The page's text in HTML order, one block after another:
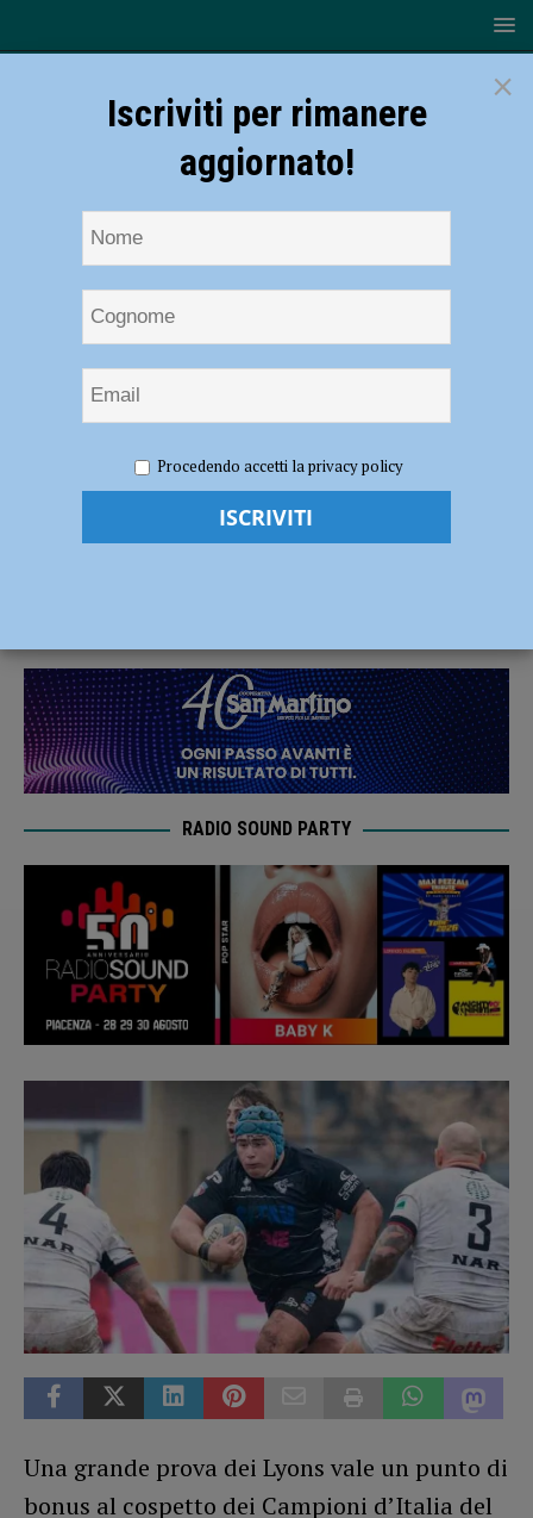
Campioni d’Italia di Padova
Rugby – I Lyons strappano un punto ai
RADIO SOUND PARTY
Una grande prova dei Lyons vale un punto di
bonus al cospetto dei Campioni d’Italia del
×
Iscriviti per rimanere
aggiornato!
Procedendo accetti la privacy policy